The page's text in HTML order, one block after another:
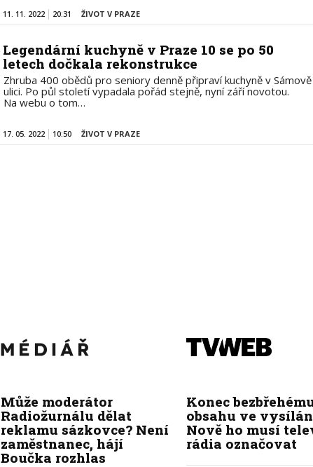
11. 11. 2022 20:31 ŽIVOT V PRAZE
Legendární kuchyně v Praze 10 se po 50
letech dočkala rekonstrukce
Zhruba 400 obědů pro seniory denně připraví kuchyně v Sámově
ulici. Po půl století vypadala pořád stejně, nyní září novotou.
Na webu o tom…
17. 05. 2022 10:50 ŽIVOT V PRAZE
Může moderátor
Radiožurnálu dělat
reklamu sázkovce? Není
zaměstnanec, hájí
Boučka rozhlas
Konec
obsahu ve
Nově ho musí
rádia označovat